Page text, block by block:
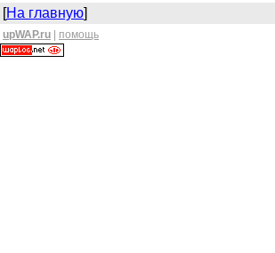
[На главную]
upWAP.ru помощь